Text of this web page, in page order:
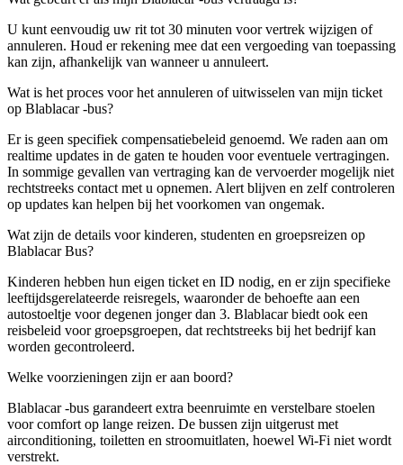
U kunt eenvoudig uw rit tot 30 minuten voor vertrek wijzigen of
annuleren. Houd er rekening mee dat een vergoeding van toepassing
kan zijn, afhankelijk van wanneer u annuleert.
Wat is het proces voor het annuleren of uitwisselen van mijn ticket
op Blablacar -bus?
Er is geen specifiek compensatiebeleid genoemd. We raden aan om
realtime updates in de gaten te houden voor eventuele vertragingen.
In sommige gevallen van vertraging kan de vervoerder mogelijk niet
rechtstreeks contact met u opnemen. Alert blijven en zelf controleren
op updates kan helpen bij het voorkomen van ongemak.
Wat zijn de details voor kinderen, studenten en groepsreizen op
Blablacar Bus?
Kinderen hebben hun eigen ticket en ID nodig, en er zijn specifieke
leeftijdsgerelateerde reisregels, waaronder de behoefte aan een
autostoeltje voor degenen jonger dan 3. Blablacar biedt ook een
reisbeleid voor groepsgroepen, dat rechtstreeks bij het bedrijf kan
worden gecontroleerd.
Welke voorzieningen zijn er aan boord?
Blablacar -bus garandeert extra beenruimte en verstelbare stoelen
voor comfort op lange reizen. De bussen zijn uitgerust met
airconditioning, toiletten en stroomuitlaten, hoewel Wi-Fi niet wordt
verstrekt.